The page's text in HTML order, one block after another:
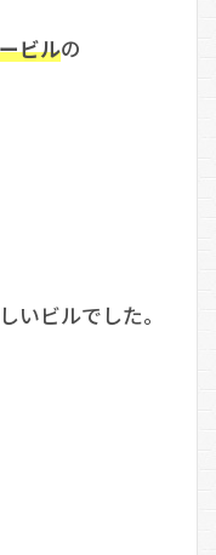
ビルの
いビルでした。